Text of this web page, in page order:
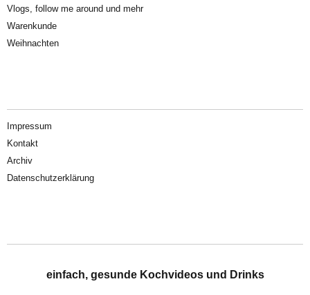
Vlogs, follow me around und mehr
Warenkunde
Weihnachten
Impressum
Kontakt
Archiv
Datenschutzerklärung
einfach, gesunde Kochvideos und Drinks